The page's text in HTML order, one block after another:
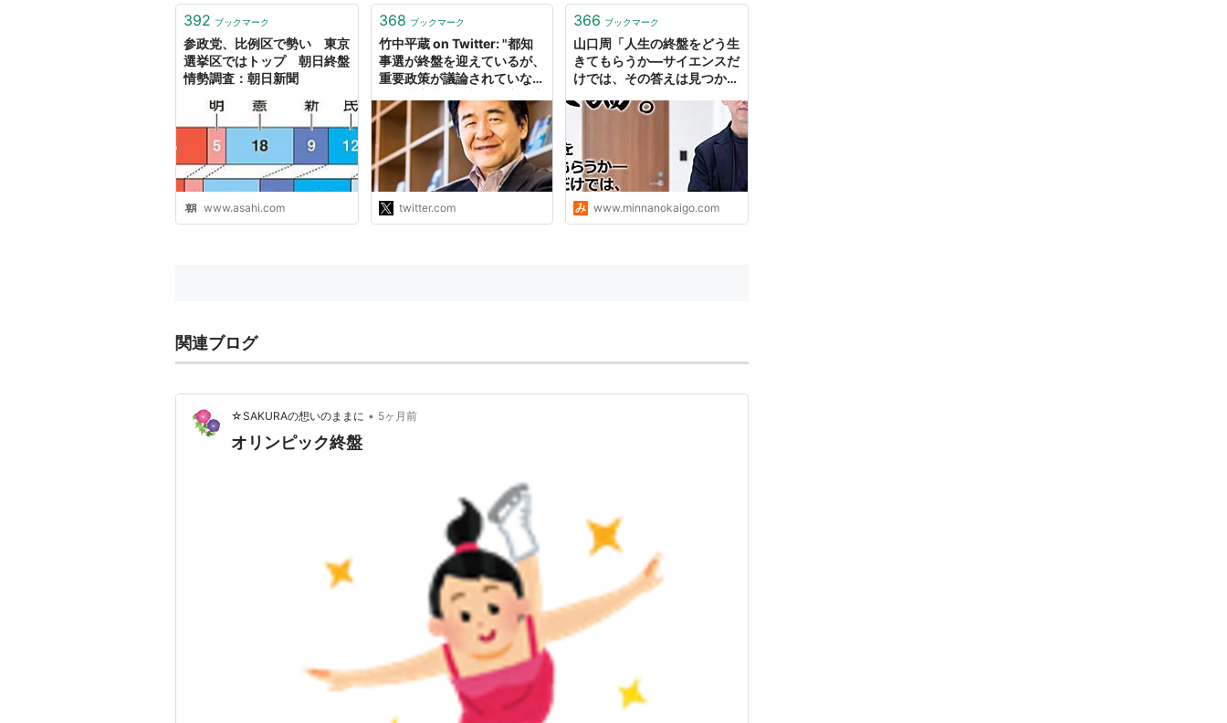
392 ブックマーク
参政党、比例区で勢い 東京
選挙区ではトップ 朝日終盤
情勢調査：朝日新聞
www.asahi.com
368 ブックマーク
竹中平蔵 on Twitter: "都知
事選が終盤を迎えているが、
重要政策が議論されていな
場で売却することだ。イギリ
スでは、サッチャーによって
国有企業が資産市場に売りに
出された。結果的にそれが、
資産市場を活性化させ、シテ
ィが世界一の金融センターに
なった。東京都には、売れる
twitter.com
366 ブックマーク
山口周「人生の終盤をどう生
きてもらうか―サイエンスだ
けでは、その答えは見つから
介護
www.minnanokaigo.com
関連ブログ
☆SAKURAの想いのままに • 5ヶ月前
オリンピック終盤